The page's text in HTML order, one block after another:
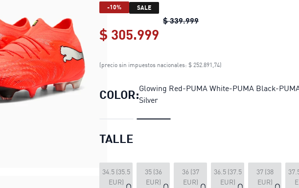
-10% SALE
$ 339.999Botines de fútbol FUTURE 9
$ 305.999
Botines de fútbol
(precio sin impuestos nacionales: $ 252.891,74)
COLOR:Glowing Red-PUMA White-PUMA Black-
Silver
TALLE
34.5 (35.5
EUR)
35 (36
EUR)
36 (37
EUR)
36.5 (37.5
EUR)
37 (38
EUR)